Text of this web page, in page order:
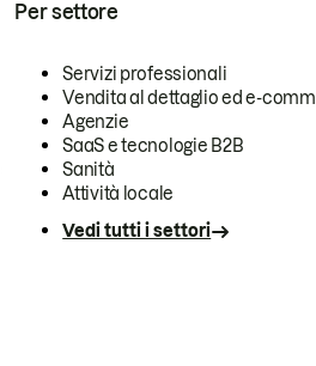
Per settore
Servizi professionali
Vendita al dettaglio ed e-
Agenzie
SaaS e tecnologie B2B
Sanità
Attività locale
Vedi tutti i settori